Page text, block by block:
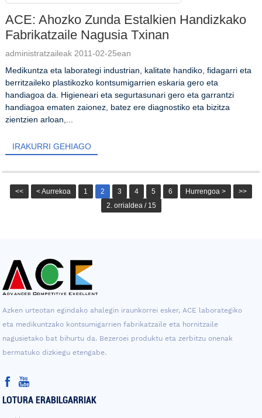
ACE: Ahozko Zunda Estalkien Handizkako
Fabrikatzaile Nagusia Txinan
administratzaileak 2011-02-25ean
Medikuntza eta laborategi industrian, kalitate handiko, fidagarri eta
berritzaileko plastikozko kontsumigarrien eskaria gero eta
handiagoa da. Higieneari eta segurtasunari gero eta garrantzi
handiagoa ematen zaionez, batez ere diagnostiko eta bizitza
zientzien arloan,...
IRAKURRI GEHIAGO
<< < Aurrekoa 1 2 3 4 5 6 Hurrengoa >
>>
2. orrialdea / 15
Azken urteotan egindako ahalegin iraunkorrei esker, ACE laborategiko
eta medikuntzako kontsumigarrien fabrikatzaile eta hornitzaile
nagusietako bat bihurtu da. Bezeroei produktu eta zerbitzu onenak
bermatuko dizkiegu etengabe.
LOTURA ERABILGARRIAK